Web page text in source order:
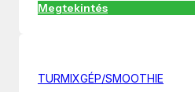
Megtekintés
TURMIXGÉP/SMOOTHIE